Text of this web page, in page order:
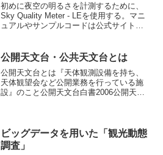
初めに夜空の明るさを計測するために、
Sky Quality Meter - LEを使用する。マニ
ュアルやサンプルコードは公式サイトか
PDFを参照すること。SQM-LEと...
公開天文台・公共天文台とは
公開天文台とは『天体観測設備を持ち、
天体観望会など公開業務を行っている施
設』のこと公開天文台白書2006公開天文
しむ」「望遠鏡を覗く」...
ビッグデータを用いた「観光動態
調査」